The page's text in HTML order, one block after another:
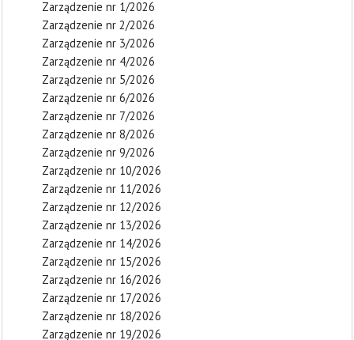
Zarządzenie nr 1/2026
Zarządzenie nr 2/2026
Zarządzenie nr 3/2026
Zarządzenie nr 4/2026
Zarządzenie nr 5/2026
Zarządzenie nr 6/2026
Zarządzenie nr 7/2026
Zarządzenie nr 8/2026
Zarządzenie nr 9/2026
Zarządzenie nr 10/2026
Zarządzenie nr 11/2026
Zarządzenie nr 12/2026
Zarządzenie nr 13/2026
Zarządzenie nr 14/2026
Zarządzenie nr 15/2026
Zarządzenie nr 16/2026
Zarządzenie nr 17/2026
Zarządzenie nr 18/2026
Zarządzenie nr 19/2026